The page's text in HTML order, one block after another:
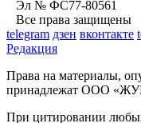
Эл № ФС77-80561
Все права защищены
telegram дзен вконтакте
Редакция
Права на материалы,
принадлежат ООО
При цитировании